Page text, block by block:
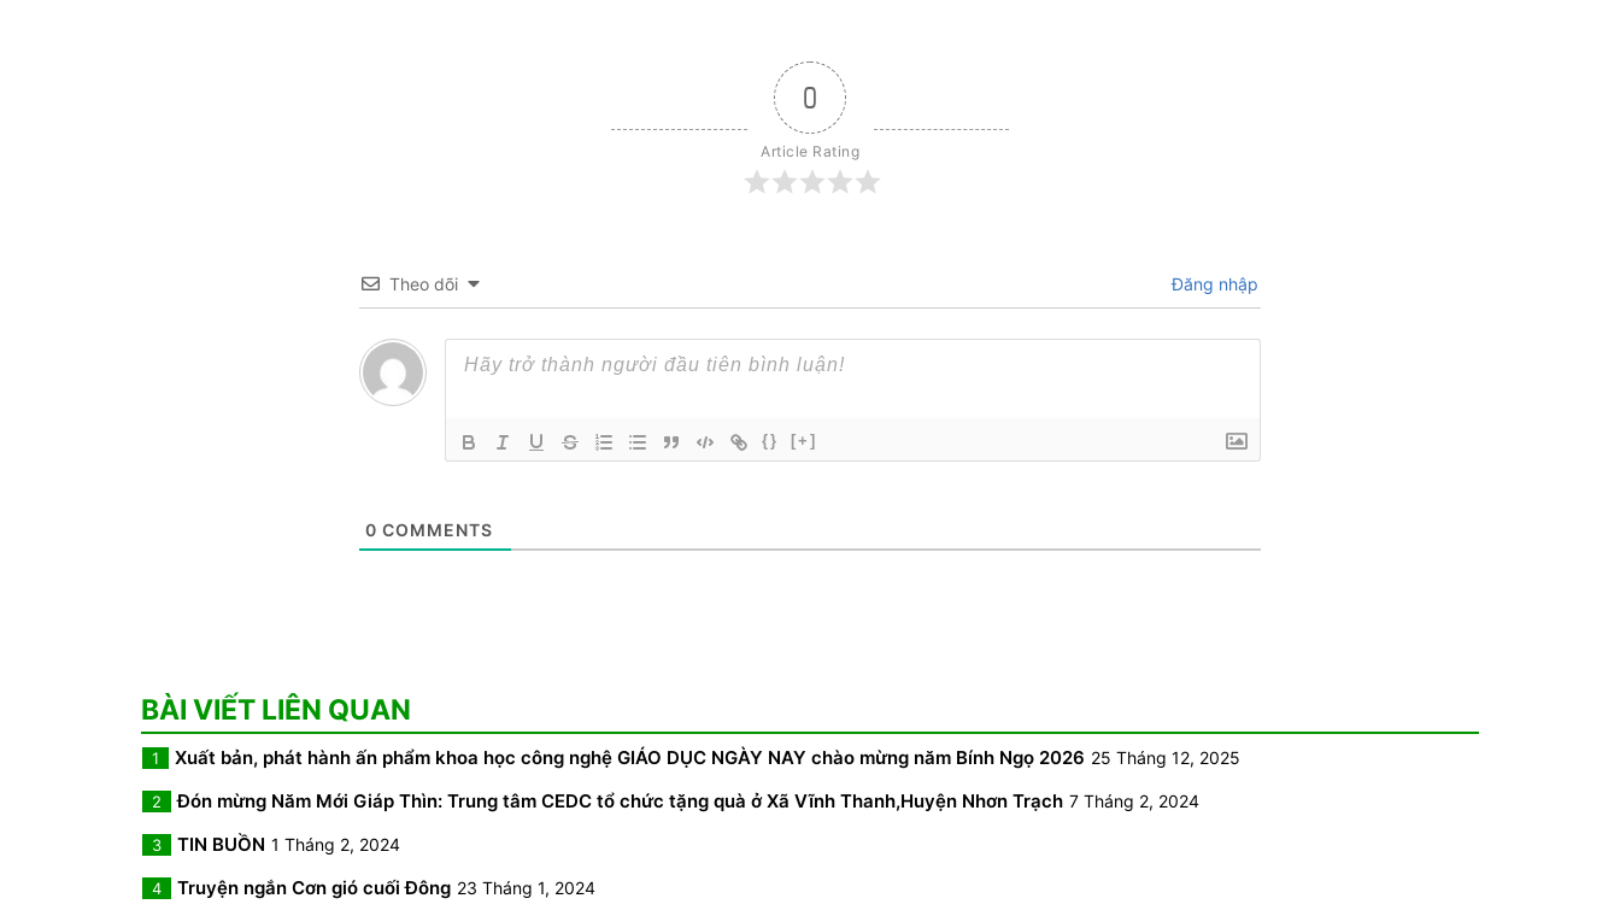
0
Article Rating
Theo dõi Đăng nhập
{} [+]
0 COMMENTS
BÀI VIẾT LIÊN QUAN
1 Xuất bản, phát hành ấn phẩm khoa học công nghệ GIÁO DỤC NGÀY NAY chào mừng năm Bính Ngọ 2026 25 Tháng 12, 2025
2 Đón mừng Năm Mới Giáp Thìn: Trung tâm CEDC tổ chức tặng quà ở Xã Vĩnh Thanh,Huyện Nhơn Trạch 7 Tháng 2, 2024
3 TIN BUỒN 1 Tháng 2, 2024
4 Truyện ngắn Cơn gió cuối Đông 23 Tháng 1, 2024